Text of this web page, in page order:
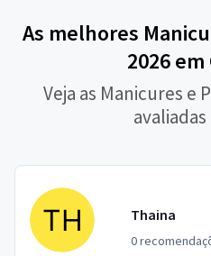
As melhores
2026 em
Veja as Manicures e
avaliadas
Thaina
0